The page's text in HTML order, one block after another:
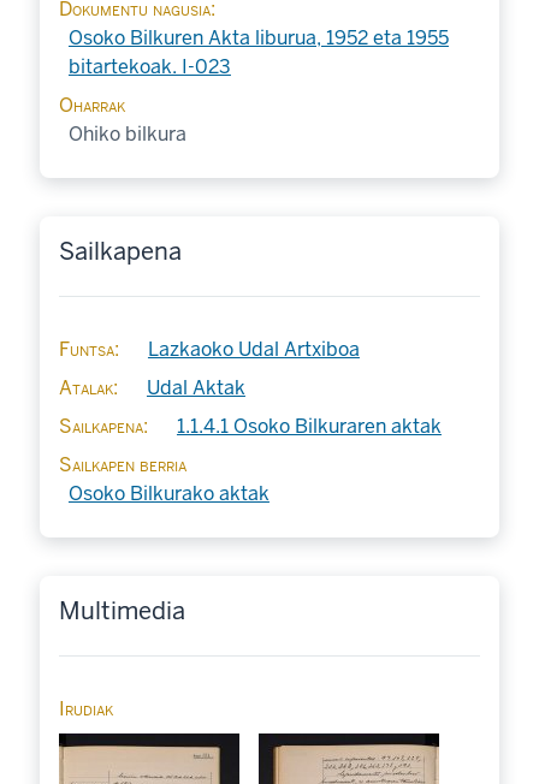
Dokumentu nagusia
Osoko Bilkuren Akta liburua, 1952 eta 1955
bitartekoak. I-023
Oharrak
Ohiko bilkura
Sailkapena
Funtsa
Lazkaoko Udal Artxiboa
Atalak
Udal Aktak
Sailkapena
1.1.4.1 Osoko Bilkuraren aktak
Sailkapen berria
Osoko Bilkurako aktak
Multimedia
Irudiak